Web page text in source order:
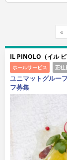
«
IL PINOLO（イル ピ
ホールサービス 正社
ユニマットグルー
フ募集